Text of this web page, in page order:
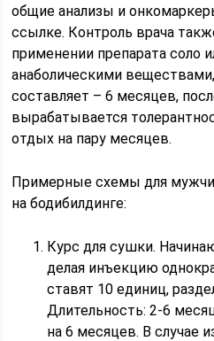
общие анализы и
ссылке. Контроль врача
применении препарата соло
анаболическими
составляет – 6 месяцев,
вырабатывается
отдых на пару месяцев.
Примерные схемы для
на бодибилдинге:
Курс для сушки.
делая инъекцию
ставят 10 единиц,
Длительность: 2-6
на 6 месяцев. В случае